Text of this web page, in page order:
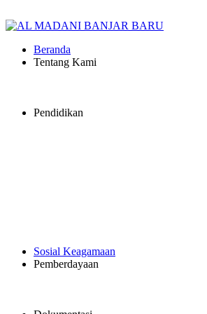
Beranda
Tentang Kami
Pendidikan
Sosial Keagamaan
Pemberdayaan